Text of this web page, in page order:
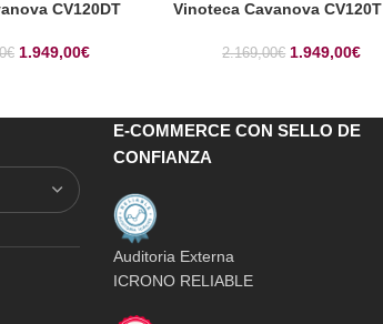
CV120DT
€ 1.949,00€
Vinoteca Cavanova CV120T
2.169,00€ 1.949,00€
E-COMMERCE CON SELLO DE
CONFIANZA
Auditoria Externa
ICRONO RELIABLE